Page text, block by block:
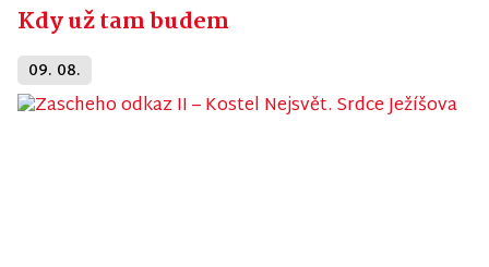
Kdy už tam budem
09. 08.